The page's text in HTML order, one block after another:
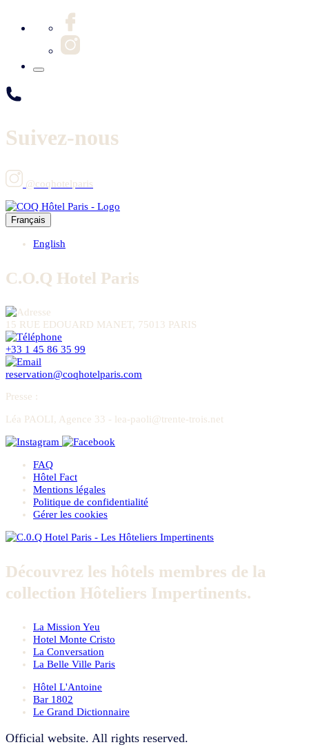
Suivez-nous
@coqhotelparis
Français
English
C.O.Q Hotel Paris
15 RUE EDOUARD MANET, 75013 PARIS
+33 1 45 86 35 99
reservation@coqhotelparis.com
Presse :
Léa PAOLI, Agence 33 - lea-paoli@trente-trois.net
FAQ
Hôtel Fact
Mentions légales
Politique de confidentialité
Gérer les cookies
Découvrez les hôtels membres de la
collection Hôteliers Impertinents.
La Mission Yeu
Hotel Monte Cristo
La Conversation
La Belle Ville Paris
Hôtel L'Antoine
Bar 1802
Le Grand Dictionnaire
Official website. All rights reserved.